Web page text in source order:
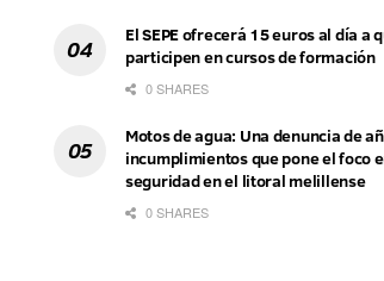
El SEPE ofrecerá 15 euros al día a
participen en cursos de formación
0 SHARES
Motos de agua: Una denuncia de
incumplimientos que pone el foco
seguridad en el litoral melillense
0 SHARES